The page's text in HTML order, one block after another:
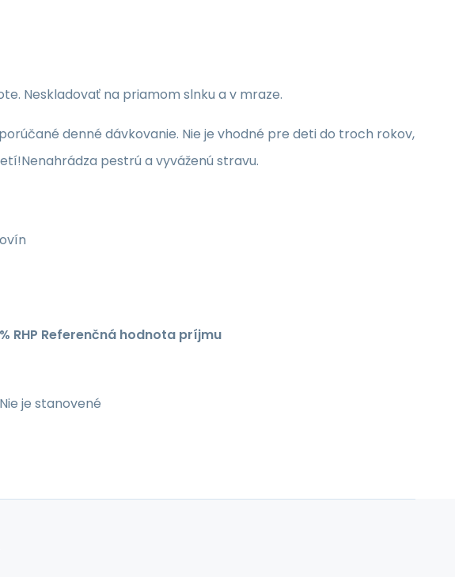
Neskladovať na priamom slnku a v mraze.
denné dávkovanie. Nie je vhodné pre deti do troch rokov,
pestrú a vyváženú stravu.
% RHP Referenčná hodnota príjmu
Nie je stanovené